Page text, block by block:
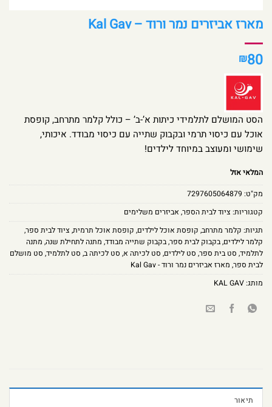
מארז אביזרים נמר ורוד – Kal Gav
₪80
הסט המושלם לתלמידי כיתות א’-ב’ – כולל קלמר מתרחב, קופסת
אוכל עם כיסוי תרמי ובקבוק שתייה עם כיסוי מבודד. איכותי,
שימושי ומעוצב במיוחד לילדים!
המלאי אזל
מק"ט: 7297605064879
קטגוריות: ציוד לבית הספר, אביזרים משלימים
תגיות: קלמר מתרחב, קופסת אוכל לילדים, קופסת אוכל תרמית, ציוד לבית ספר,
קלמר לילדים,בקבוק לבית ספר,בקבוק שתייה מבודד, מתנה לתחילת שנה, מתנה
לתלמיד, סט בית ספר, סט לילדים, סט לכיתה א, סט לכיתה ב, סט לתלמיד, סט מושלם
לבית ספר, מארז אביזרים נמר ורוד - Kal Gav
מותג:KAL GAV
תיאור